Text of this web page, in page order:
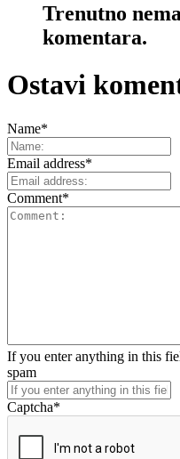
Trenutno
komentara.
Ostavi
Name*
Email address*
Comment*
If you enter anything in this
spam
Captcha*